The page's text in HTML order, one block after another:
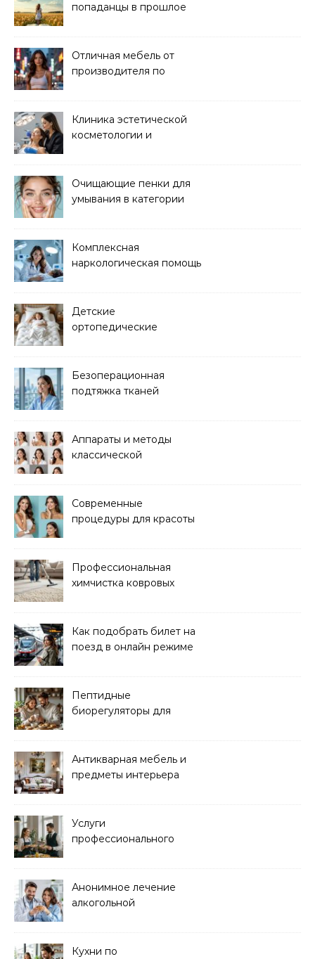
попаданцы в прошлое
Отличная мебель от
производителя по
Клиника эстетической
косметологии и
Очищающие пенки для
умывания в категории
Комплексная
наркологическая помощь
Детские
ортопедические
Безоперационная
подтяжка тканей
Аппараты и методы
классической
Современные
процедуры для красоты
Профессиональная
химчистка ковровых
Как подобрать билет на
поезд в онлайн режиме
Пептидные
биорегуляторы для
Антикварная мебель и
предметы интерьера
Услуги
профессионального
формата
Анонимное лечение
алкогольной
Кухни по